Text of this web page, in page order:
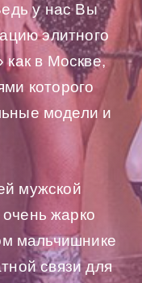
у нас Вы
элитного
в Москве,
которого
модели и
мужской
жарко
мальчишнике
связи для